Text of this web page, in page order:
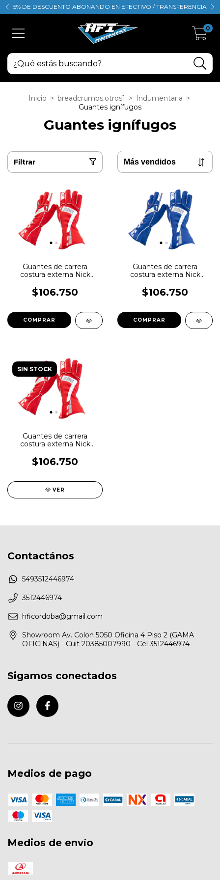
5% DE DESCUENTO ABONANDO EN EFECTIVO / TRANSFERENCIA
0
Inicio > breadcrumbs.otros1 > Indumentaria >
Guantes ignífugos
Guantes ignífugos
Filtrar
Guantes de carrera
costura externa Nick
$106.750
Guantes de carrera
costura externa Nick
$106.750
SIN STOCK
Guantes de carrera
costura externa Nick
$106.750
VER
Contactános
5493512446974
3512446974
hficordoba@gmail.com
Showroom Av. Colon 5050 Oficina 4 Piso 2 (GAMA
OFICINAS) - Cuit 20385007990 - Cel 3512446974
Sigamos conectados
Medios de pago
Medios de envío